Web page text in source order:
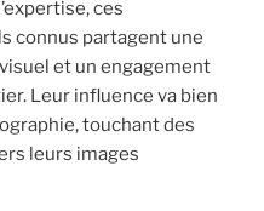
ces
connus partagent une
et un engagement
Leur influence va bien
touchant des
leurs images